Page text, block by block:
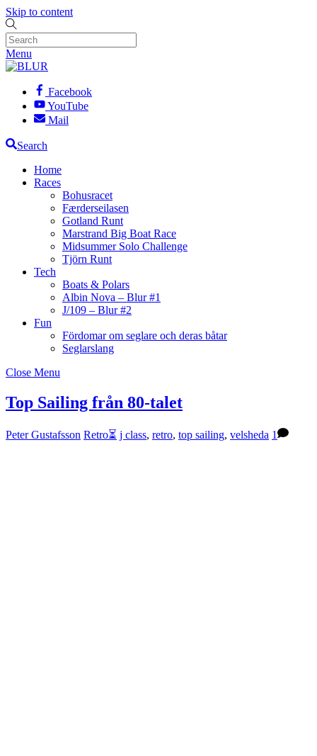
Skip to content
Menu
Facebook
YouTube
Mail
Search
Home
Races
Bohusracet
Færderseilasen
Gotland Runt
Marstrand Big Boat Race
Midsummer Solo Challenge
Tjörn Runt
Tech
Boats & Polars
Albin Nova – Blur #1
J/109 – Blur #2
Fun
Fördomar om seglare och deras båtar
Seglarslang
Close Menu
Top Sailing från 80-talet
Peter Gustafsson Retro⏳ j class, retro, top sailing, velsheda 1